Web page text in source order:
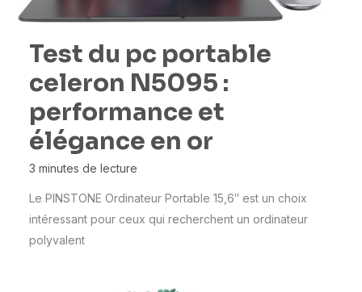
Test du pc portable
celeron N5095 :
performance et
élégance en or
3 minutes de lecture
Le PINSTONE Ordinateur Portable 15,6″ est un choix
intéressant pour ceux qui recherchent un ordinateur
polyvalent